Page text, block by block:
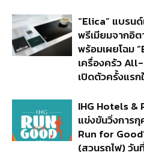
“Elica” แบรน
พรีเมียมจากอิ
พร้อมเผยโฉม
เครื่องครัว
เปิดตัวครั้งแรก
IHG Hotels &
แข่งขันวิ่งการกุ
Run for
(สวนรถไฟ) วั